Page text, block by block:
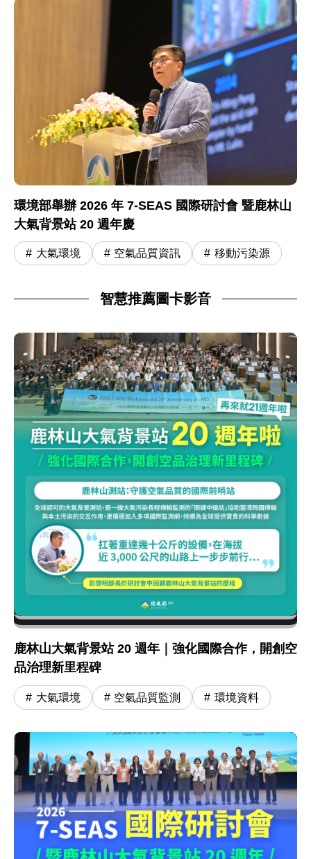
環境部舉辦 2026 年 7-SEAS 國際研討會 暨鹿林山
大氣背景站 20 週年慶
大氣環境 空氣品質資訊 移動污染源
智慧推薦圖卡影音
鹿林山大氣背景站 20 週年｜強化國際合作，開創空
品治理新里程碑
大氣環境 空氣品質監測 環境資料